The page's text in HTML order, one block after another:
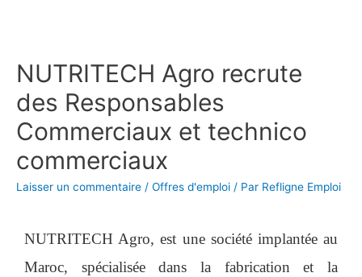
NUTRITECH Agro recrute
des Responsables
Commerciaux et technico
commerciaux
Laisser un commentaire / Offres d'emploi / Par Refligne Emploi
NUTRITECH Agro, est une société implantée au
Maroc, spécialisée dans la fabrication et la